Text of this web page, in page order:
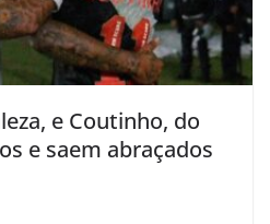
e Coutinho, do
e saem abraçados